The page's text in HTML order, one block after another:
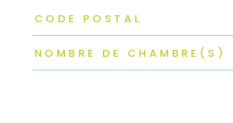
TRAD_ZEPHYR_Caracteristique
CODE POSTAL
NOMBRE DE CHAMBRE(S)